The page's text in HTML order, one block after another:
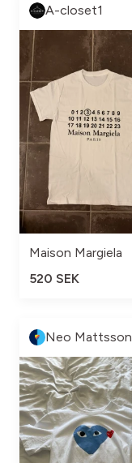
A-closet1
Maison Margiela
520 SEK
Neo Mattsson